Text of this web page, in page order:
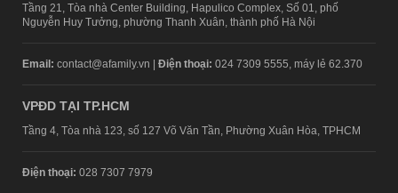
Tầng 21, Tòa nhà Center Building, Hapulico Complex, Số 01, phố
Nguyễn Huy Tưởng, phường Thanh Xuân, thành phố Hà Nội
Email: contact@afamily.vn | Điện thoại: 024 7309 5555, máy lẻ 62.370
VPĐD TẠI TP.HCM
Tầng 4, Tòa nhà 123, số 127 Võ Văn Tần, Phường Xuân Hòa, TPHCM
Điện thoại: 028 7307 7979